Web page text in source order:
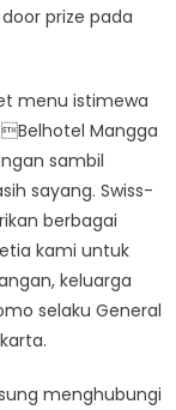
prize pada
menu istimewa
Mangga
sambil
sayang. Swiss-
berbagai
kami untuk
keluarga
selaku General
menghubungi